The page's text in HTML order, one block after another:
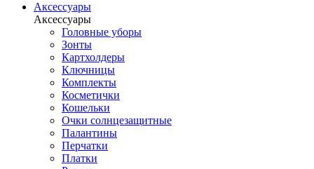
Аксессуары
Аксессуары
Головные уборы
Зонты
Картхолдеры
Ключницы
Комплекты
Косметички
Кошельки
Очки солнцезащитные
Палантины
Перчатки
Платки